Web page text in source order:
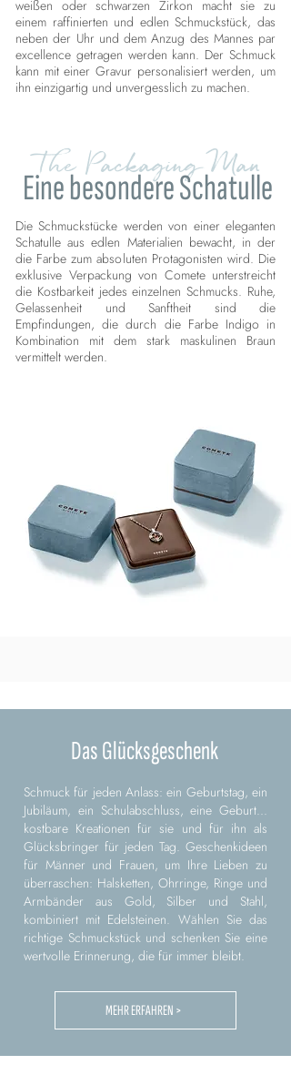
weißen oder schwarzen Zirkon macht sie zu
einem raffinierten und edlen Schmuckstück, das
neben der Uhr und dem Anzug des Mannes par
excellence getragen werden kann. Der Schmuck
kann mit einer Gravur personalisiert werden, um
ihn einzigartig und unvergesslich zu machen.
The Packaging Man
Eine besondere Schatulle
Die Schmuckstücke werden von einer eleganten
Schatulle aus edlen Materialien bewacht, in der
die Farbe zum absoluten Protagonisten wird. Die
exklusive Verpackung von Comete unterstreicht
die Kostbarkeit jedes einzelnen Schmucks. Ruhe,
Gelassenheit und Sanftheit sind die
Empfindungen, die durch die Farbe Indigo in
Kombination mit dem stark maskulinen Braun
vermittelt werden.
Das Glücksgeschenk
Schmuck für jeden Anlass: ein Geburtstag, ein
Jubiläum, ein Schulabschluss, eine Geburt...
kostbare Kreationen für sie und für ihn als
Glücksbringer für jeden Tag. Geschenkideen
für Männer und Frauen, um Ihre Lieben zu
überraschen: Halsketten, Ohrringe, Ringe und
Armbänder aus Gold, Silber und Stahl,
kombiniert mit Edelsteinen. Wählen Sie das
richtige Schmuckstück und schenken Sie eine
wertvolle Erinnerung, die für immer bleibt.
MEHR ERFAHREN >